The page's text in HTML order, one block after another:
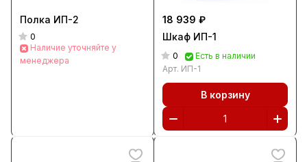
Полка ИП-2
0
Наличие уточняйте у
менеджера
18 939 ₽
Шкаф ИП-1
0
Есть в наличии
Арт. ИП-1
В корзину